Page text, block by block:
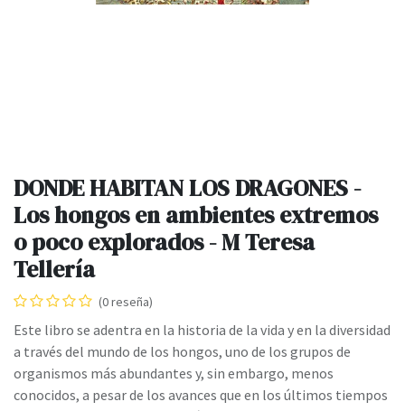
DONDE HABITAN LOS DRAGONES -
Los hongos en ambientes extremos
o poco explorados - M Teresa
Tellería
(0 reseña)
Este libro se adentra en la historia de la vida y en la diversidad
a través del mundo de los hongos, uno de los grupos de
organismos más abundantes y, sin embargo, menos
conocidos, a pesar de los avances que en los últimos tiempos